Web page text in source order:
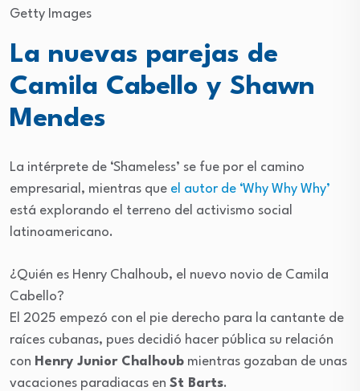
Getty Images
La nuevas parejas de
Camila Cabello y Shawn
Mendes
La intérprete de ‘Shameless’ se fue por el camino
empresarial, mientras que el autor de ‘Why Why Why’
está explorando el terreno del activismo social
latinoamericano.
¿Quién es Henry Chalhoub, el nuevo novio de Camila
Cabello?
El 2025 empezó con el pie derecho para la cantante de
raíces cubanas, pues decidió hacer pública su relación
con Henry Junior Chalhoub mientras gozaban de unas
vacaciones paradiacas en St Barts.